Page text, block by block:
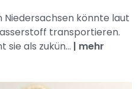
Niedersachsen könnte laut
transportieren.
sie als zukün... | mehr